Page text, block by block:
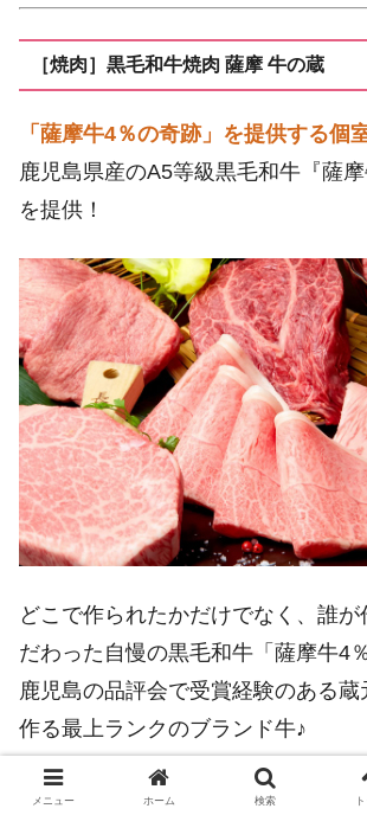
［焼肉］黒毛和牛焼肉 薩摩 牛の蔵
「薩摩牛4％の奇跡」を提供する個
鹿児島県産のA5等級黒毛和牛『薩摩
を提供！
どこで作られたかだけでなく、誰が
だわった自慢の黒毛和牛「薩摩牛4
鹿児島の品評会で受賞経験のある蔵
作る最上ランクのブランド牛♪
黒毛和牛焼肉 薩摩 牛の蔵 なんば
メニュー ホーム 検索